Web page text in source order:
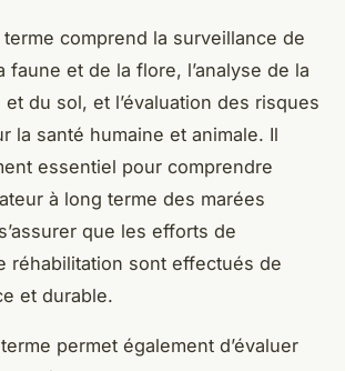
comprend la surveillance de
faune et de la flore, l’analyse de la
et du sol, et l’évaluation des risques
la santé humaine et animale. Il
essentiel pour comprendre
à long terme des marées
que les efforts de
réhabilitation sont effectués de
et durable.
permet également d’évaluer